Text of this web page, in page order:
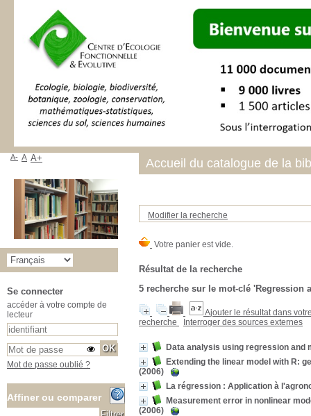
Modifier la recherche
Résultat de la recherche
5 recherche sur le mot-clé 'Regression
Ajouter le résultat dans
recherche
Interroger des sources externes
Data analysis using regression and
Extending the linear model with R:
(2006)
La régression : Application à
Measurement error in nonlinear
(2006)
Accueil du catalogue de la
A- A A+
Se connecter
accéder à votre compte de
lecteur
Mot de passe oublié ?
Affiner ou comparer